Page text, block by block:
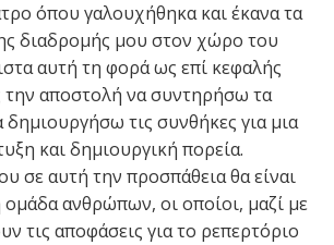
όπου γαλουχήθηκα και έκανα τα
διαδρομής μου στον χώρο του
αυτή τη φορά ως επί κεφαλής
την αποστολή να συντηρήσω τα
δημιουργήσω τις συνθήκες για μια
και δημιουργική πορεία.
σε αυτή την προσπάθεια θα είναι
ομάδα ανθρώπων, οι οποίοι, μαζί με
τις αποφάσεις για το ρεπερτόριο